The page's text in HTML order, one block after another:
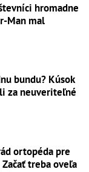
hromadne
Man mal
bundu? Kúsok
za neuveriteľné
ortopéda pre
treba oveľa